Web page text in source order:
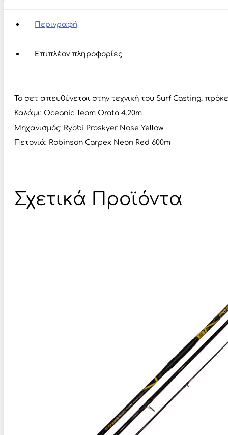
Περιγραφή
Επιπλέον πληροφορίες
Το σετ απευθύνεται στην τεχνική του Surf Casting,
Καλάμι: Oceanic Team Orata 4.20m
Μηχανισμός: Ryobi Proskyer Nose Yellow
Πετονιά: Robinson Carpex Neon Red 600m
Σχετικά Προϊόντα